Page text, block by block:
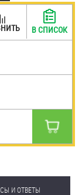
В СПИСОК
И ОТВЕТЫ